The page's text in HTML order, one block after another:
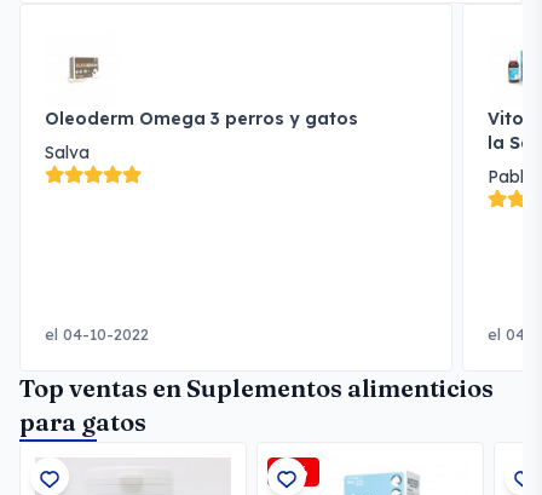
Oleoderm Omega 3 perros y gatos
Salva
el 04-10-2022
la
Pablo
el 04-
Top ventas en Suplementos alimenticios
para gatos
-1%